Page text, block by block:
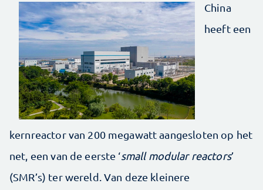
China
heeft een
kernreactor van 200 megawatt aangesloten op het
net, een van de eerste ‘small modular reactors’
(SMR’s) ter wereld. Van deze kleinere